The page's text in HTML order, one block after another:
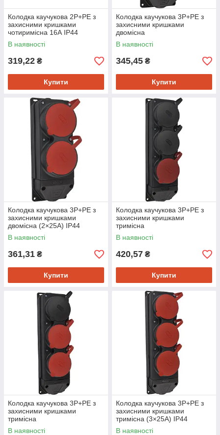
Колодка каучукова 2Р+PE з
захисними кришками
чотиримісна 16А IP44
В наявності
319,22 ₴
Купити
Колодка каучукова 3Р+РЕ з
захисними кришками
двомісна
(1×25А/1×16A*2P+PE) IP44
В наявності
345,45 ₴
Купити
Колодка каучукова 3Р+РЕ з
захисними кришками
двомісна (2×25А) IP44
В наявності
361,31 ₴
Купити
Колодка каучукова 3Р+РЕ з
захисними кришками
тримісна
(1×25А/2×16A*2P+PE) IP44
В наявності
420,57 ₴
Купити
Колодка каучукова 3Р+РЕ з
захисними кришками
тримісна
(2×25А/1×16A*2P+PE) IP44
В наявності
Колодка каучукова 3Р+РЕ з
захисними кришками
тримісна (3×25А) IP44
В наявності